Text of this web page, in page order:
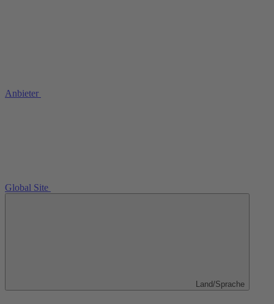
Anbieter
Global Site
Land/Sprache